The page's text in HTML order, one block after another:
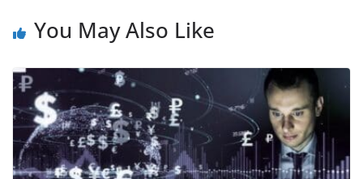
You May Also Like